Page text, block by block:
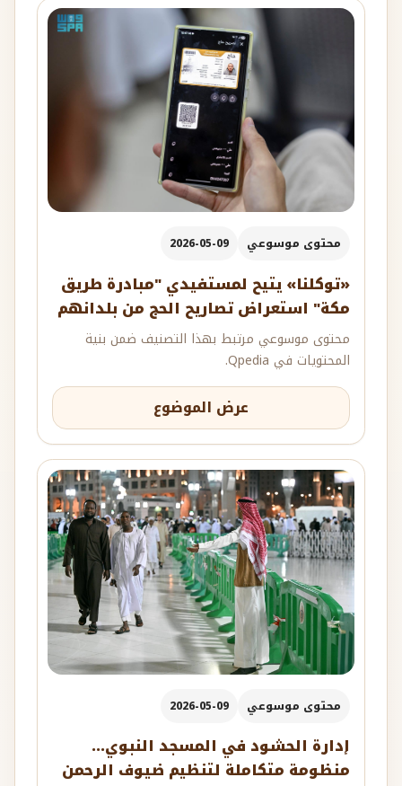
محتوى موسوعي 2026-05-09
«توكلنا» يتيح لمستفيدي "مبادرة طريق
مكة" استعراض تصاريح الحج من بلدانهم
محتوى موسوعي مرتبط بهذا التصنيف ضمن بنية
المحتويات في Qpedia.
عرض الموضوع
محتوى موسوعي 2026-05-09
إدارة الحشود في المسجد النبوي...
منظومة متكاملة لتنظيم ضيوف الرحمن